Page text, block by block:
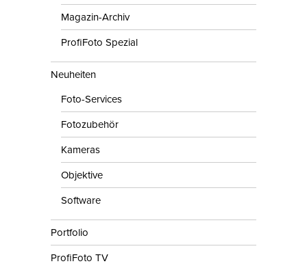
Magazin-Archiv
ProfiFoto Spezial
Neuheiten
Foto-Services
Fotozubehör
Kameras
Objektive
Software
Portfolio
ProfiFoto TV